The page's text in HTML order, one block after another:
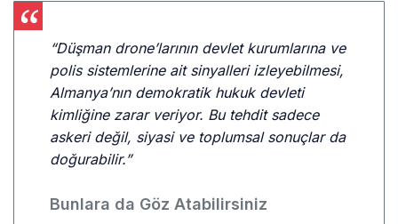
“Düşman drone’larının devlet kurumlarına ve
polis sistemlerine ait sinyalleri izleyebilmesi,
Almanya’nın demokratik hukuk devleti
kimliğine zarar veriyor. Bu tehdit sadece
askeri değil, siyasi ve toplumsal sonuçlar da
doğurabilir.”
Bunlara da Göz Atabilirsiniz